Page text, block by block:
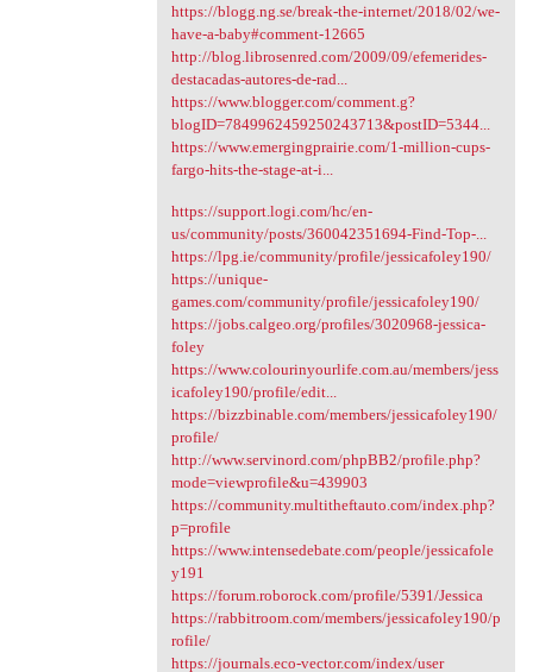
https://blogg.ng.se/break-the-internet/2018/02/we-
have-a-baby#comment-12665
http://blog.librosenred.com/2009/09/efemerides-
destacadas-autores-de-rad...
https://www.blogger.com/comment.g?
blogID=7849962459250243713&postID=5344...
https://www.emergingprairie.com/1-million-cups-
fargo-hits-the-stage-at-i...
https://support.logi.com/hc/en-
us/community/posts/360042351694-Find-Top-...
https://lpg.ie/community/profile/jessicafoley190/
https://unique-
games.com/community/profile/jessicafoley190/
https://jobs.calgeo.org/profiles/3020968-jessica-
foley
https://www.colourinyourlife.com.au/members/jess
icafoley190/profile/edit...
https://bizzbinable.com/members/jessicafoley190/
profile/
http://www.servinord.com/phpBB2/profile.php?
mode=viewprofile&u=439903
https://community.multitheftauto.com/index.php?
p=profile
https://www.intensedebate.com/people/jessicafole
y191
https://forum.roborock.com/profile/5391/Jessica
https://rabbitroom.com/members/jessicafoley190/p
rofile/
https://journals.eco-vector.com/index/user